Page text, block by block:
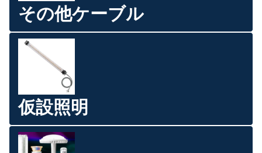
その他ケーブル
仮設照明